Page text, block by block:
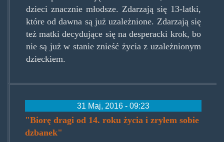
dzieci znacznie młodsze. Zdarzają się 13-latki,
które od dawna są już uzależnione. Zdarzają się
też matki decydujące się na desperacki krok, bo
nie są już w stanie znieść życia z uzależnionym
dzieckiem.
31 Maj, 2016 - 09:23
"Biorę dragi od 14. roku życia i zryłem sobie
dzbanek"